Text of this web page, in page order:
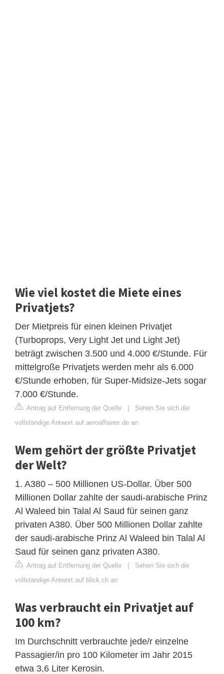
Wie viel kostet die Miete eines
Privatjets?
Der Mietpreis für einen kleinen Privatjet
(Turboprops, Very Light Jet und Light Jet)
beträgt zwischen 3.500 und 4.000 €/Stunde. Für
mittelgroße Privatjets werden mehr als 6.000
€/Stunde erhoben, für Super-Midsize-Jets sogar
7.000 €/Stunde.
Antrag auf Entfernung der Quelle | Sehen Sie sich die
vollständige Antwort auf aeroaffaires.de an
Wem gehört der größte Privatjet
der Welt?
1. A380 – 500 Millionen US-Dollar. Über 500
Millionen Dollar zahlte der saudi-arabische Prinz
Al Waleed bin Talal Al Saud für seinen ganz
privaten A380. Über 500 Millionen Dollar zahlte
der saudi-arabische Prinz Al Waleed bin Talal Al
Saud für seinen ganz privaten A380.
Antrag auf Entfernung der Quelle | Sehen Sie sich die
vollständige Antwort auf blick.ch an
Was verbraucht ein Privatjet auf
100 km?
Im Durchschnitt verbrauchte jede/r einzelne
Passagier/in pro 100 Kilometer im Jahr 2015
etwa 3,6 Liter Kerosin.